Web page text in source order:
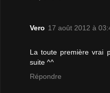
Vero 17 août 2012 à
La toute première vrai
suite ^^
Répondre